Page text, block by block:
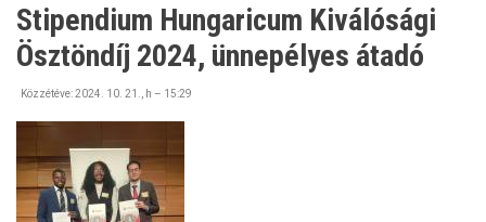
Stipendium Hungaricum Kiválósági
Ösztöndíj 2024, ünnepélyes átadó
Közzétéve:2024. 10. 21., h – 15:29